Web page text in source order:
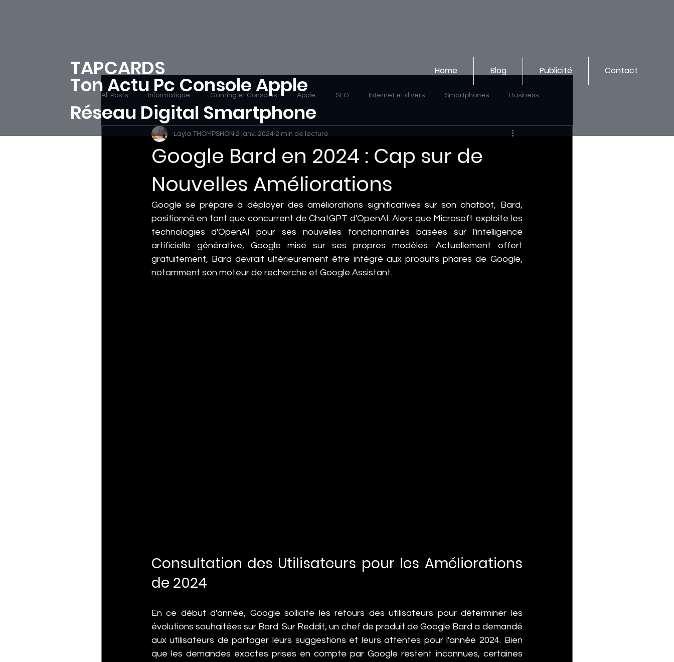
TAPCARDS
Ton Actu Pc Console Apple
Réseau Digital Smartphone
Home Blog Publicité Contact
All Posts Informatique Gaming et Consoles Apple SEO Internet et divers Smartphones Business
Google Bard en 2024 : Cap sur de
Nouvelles Améliorations
Layla THOMPSHON 2 janv. 2024 2 min de lecture
Google se prépare à déployer des améliorations significatives sur son chatbot, Bard,
positionné en tant que concurrent de ChatGPT d'OpenAI. Alors que Microsoft exploite les
technologies d'OpenAI pour ses nouvelles fonctionnalités basées sur l'intelligence
artificielle générative, Google mise sur ses propres modèles. Actuellement offert
gratuitement, Bard devrait ultérieurement être intégré aux produits phares de Google,
notamment son moteur de recherche et Google Assistant.
Consultation des Utilisateurs pour les Améliorations
de 2024
En ce début d'année, Google sollicite les retours des utilisateurs pour déterminer les
évolutions souhaitées sur Bard. Sur Reddit, un chef de produit de Google Bard a demandé
aux utilisateurs de partager leurs suggestions et leurs attentes pour l'année 2024. Bien
que les demandes exactes prises en compte par Google restent inconnues, certaines